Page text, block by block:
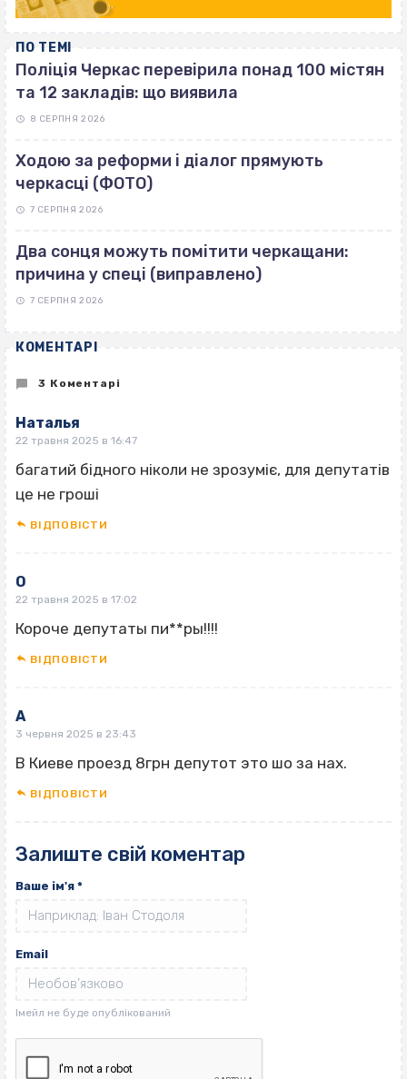
ПО ТЕМІ
Поліція Черкас перевірила понад 100 містян
та 12 закладів: що виявила
8 СЕРПНЯ 2026
Ходою за реформи і діалог прямують
черкасці (ФОТО)
7 СЕРПНЯ 2026
Два сонця можуть помітити черкащани:
причина у спеці (виправлено)
7 СЕРПНЯ 2026
КОМЕНТАРІ
3 Коментарі
Наталья
22 травня 2025 в 16:47
багатий бідного ніколи не зрозуміє, для депутатів
це не гроші
ВІДПОВІCТИ
О
22 травня 2025 в 17:02
Короче депутаты пи**ры!!!!
ВІДПОВІCТИ
А
3 червня 2025 в 23:43
В Киеве проезд 8грн депутот это шо за нах.
ВІДПОВІCТИ
Залиште свій коментар
Ваше ім'я *
Email